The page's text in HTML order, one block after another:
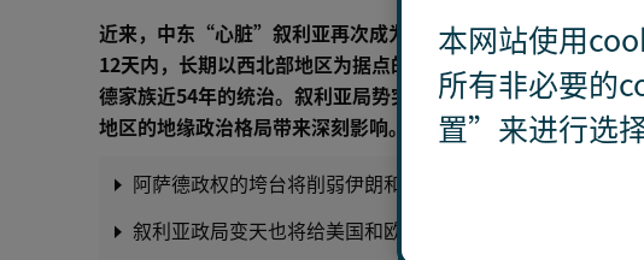
近来，中东“心脏”叙利亚再次成为全球关注的焦点。自11月
12天内，长期以西北部地区为据点的叙利亚反对派武装一路南
德家族近54年的统治。叙利亚局势突变牵动着邻国及域外国家
地区的地缘政治格局带来深刻影响。
阿萨德政权的垮台将削弱伊朗和俄罗斯在该地区的影响力
叙利亚政局变天也将给美国和欧洲在中东和全球的利益带
本网站使用
所有非必要的
置”来进行选择